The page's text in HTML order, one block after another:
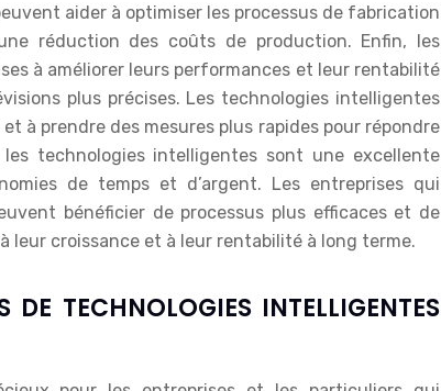
aider à optimiser les processus de fabrication
réduction des coûts de production. Enfin, les
à améliorer leurs performances et leur rentabilité
plus précises. Les technologies intelligentes
à prendre des mesures plus rapides pour répondre
technologies intelligentes sont une excellente
de temps et d’argent. Les entreprises qui
bénéficier de processus plus efficaces et de
leur croissance et à leur rentabilité à long terme.
DE TECHNOLOGIES INTELLIGENTES